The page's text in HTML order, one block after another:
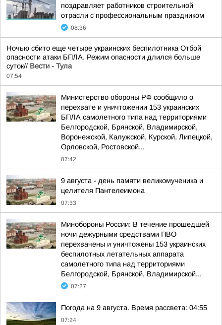
поздравляет работников строительной
отрасли с профессиональным праздником
08:36
Ночью сбито еще четыре украинских беспилотника Отбой
опасности атаки БПЛА. Режим опасности длился больше
суток// Вести - Тула
07:54
Министерство обороны РФ сообщило о
перехвате и уничтожении 153 украинских
БПЛА самолетного типа над территориями
Белгородской, Брянской, Владимирской,
Воронежской, Калужской, Курской, Липецкой,
Орловской, Ростовской...
07:42
9 августа - день памяти великомученика и
целителя Пантелеимона
07:33
Минобороны России: В течение прошедшей
ночи дежурными средствами ПВО
перехвачены и уничтожены 153 украинских
беспилотных летательных аппарата
самолетного типа над территориями
Белгородской, Брянской, Владимирской...
07:27
Погода на 9 августа. Время рассвета: 04:55
07:24